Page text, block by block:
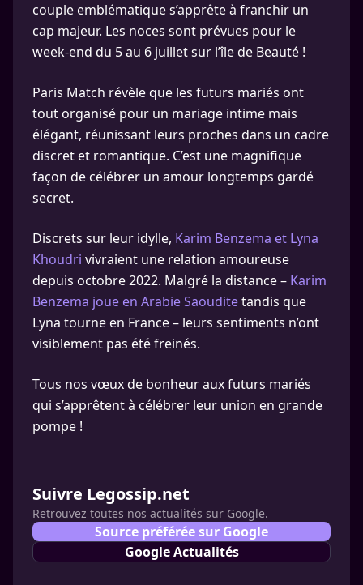
couple emblématique s’apprête à franchir un
cap majeur. Les noces sont prévues pour le
week-end du 5 au 6 juillet sur l’île de Beauté !
Paris Match révèle que les futurs mariés ont
tout organisé pour un mariage intime mais
élégant, réunissant leurs proches dans un cadre
discret et romantique. C’est une magnifique
façon de célébrer un amour longtemps gardé
secret.
Discrets sur leur idylle, Karim Benzema et Lyna
Khoudri vivraient une relation amoureuse
depuis octobre 2022. Malgré la distance – Karim
Benzema joue en Arabie Saouditetandis que
Lyna tourne en France – leurs sentiments n’ont
visiblement pas été freinés.
Tous nos vœux de bonheur aux futurs mariés
qui s’apprêtent à célébrer leur union en grande
pompe !
Suivre Legossip.net
Retrouvez toutes nos actualités sur Google.
Source préférée sur Google
Google Actualités